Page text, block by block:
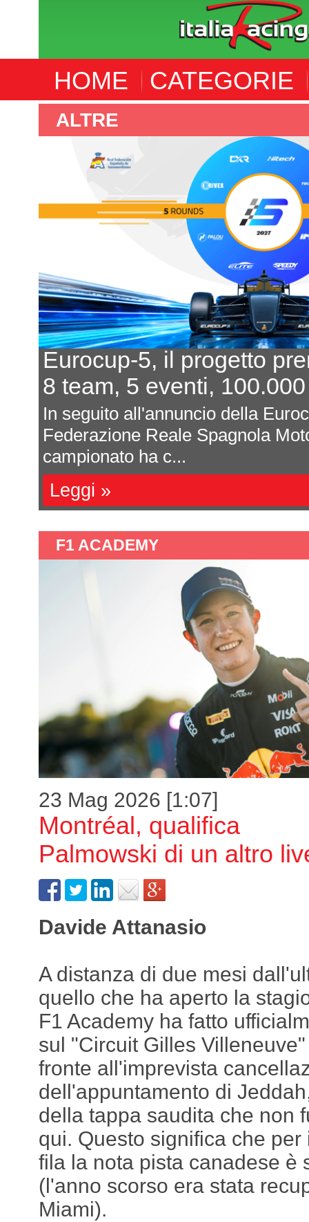
HOME CATEGORIE
prende forma
100.000 euro al primo
della Eurocup-5 da parte della
Motorsport (RFEDA), il
In
F1 ACADEMY
23 Mag 2026 [1:07]
Montréal, qualifica
Palmowski di un altro
Davide Attanasio
A distanza di due mesi
quello che ha aperto la
F1 Academy ha fatto
sul "Circuit Gilles
fronte all'imprevista
dell'appuntamento di
della tappa saudita che non
qui. Questo significa che
fila la nota pista canadese è
(l'anno scorso era stata
Miami).